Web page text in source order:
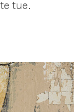
tue.